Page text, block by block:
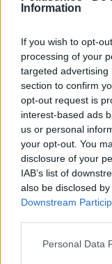
Information
If you wish to opt-
processing of your
targeted
section to confirm
opt-out request is
interest-based ads
us or personal
your opt-out. You
disclosure of your
IAB’s list of
also be disclosed
Downstream
Personal Data
Πριν 7 ημέρες
Μία μικρή αλλά
ομάδα του